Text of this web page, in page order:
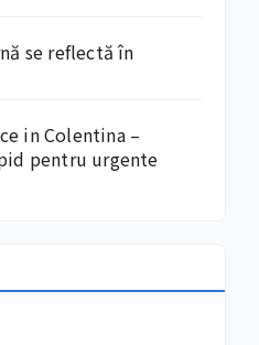
se reflectă în
in Colentina –
pentru urgente